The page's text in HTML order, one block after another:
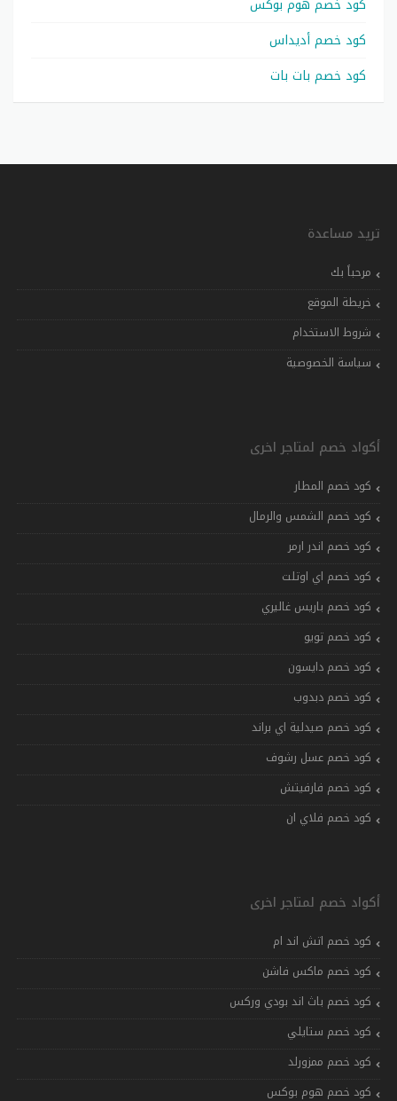
كود خصم هوم بوكس
كود خصم أديداس
كود خصم بات بات
تريد مساعدة
مرحباً بك
خريطة الموقع
شروط الاستخدام
سياسة الخصوصية
أكواد خصم لمتاجر اخرى
كود خصم المطار
كود خصم الشمس والرمال
كود خصم اندر ارمر
كود خصم اي اوتلت
كود خصم باريس غاليري
كود خصم تويو
كود خصم دايسون
كود خصم دبدوب
كود خصم صيدلية اي براند
كود خصم عسل رشوف
كود خصم فارفيتش
كود خصم فلاي ان
أكواد خصم لمتاجر اخرى
كود خصم اتش اند ام
كود خصم ماكس فاشن
كود خصم باث اند بودي وركس
كود خصم ستايلي
كود خصم ممزورلد
كود خصم هوم بوكس